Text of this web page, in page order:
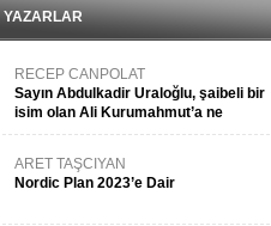
YAZARLAR
RECEP CANPOLAT
Sayın Abdulkadir Uraloğlu, şaibeli bir
isim olan Ali Kurumahmut’a ne
danışıyorsunuz?
ARET TAŞCIYAN
Nordic Plan 2023’e Dair